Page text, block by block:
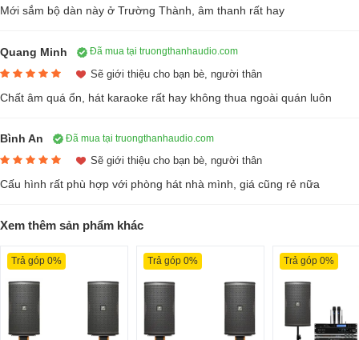
titanium siêu cứng.
mang lại chi tiết âm thanh tốt.
nhỏ tại các quán cafe, phòng trà, phòng họp, hội trường... đặt.
XEM CHI TIẾT
2. Micro Vatasa T500
micro tốt sẽ đem lại âm thanh tốt hơn khi sử dụng, giúp người sử dụng
Mới sắm bộ dàn này ở Trường Thành, âm thanh rất hay
Quang Minh Đã mua tại truongthanhaudio.com
Sẽ giới thiệu cho bạn bè, người thân
Chất âm quá ổn, hát karaoke rất hay không thua ngoài quán luôn
Bình An Đã mua tại truongthanhaudio.com
Sẽ giới thiệu cho bạn bè, người thân
Cấu hình rất phù hợp với phòng hát nhà mình, giá cũng rẻ nữa
Xem thêm sản phẩm khác
Trả góp 0% Trả góp 0% Trả góp 0%